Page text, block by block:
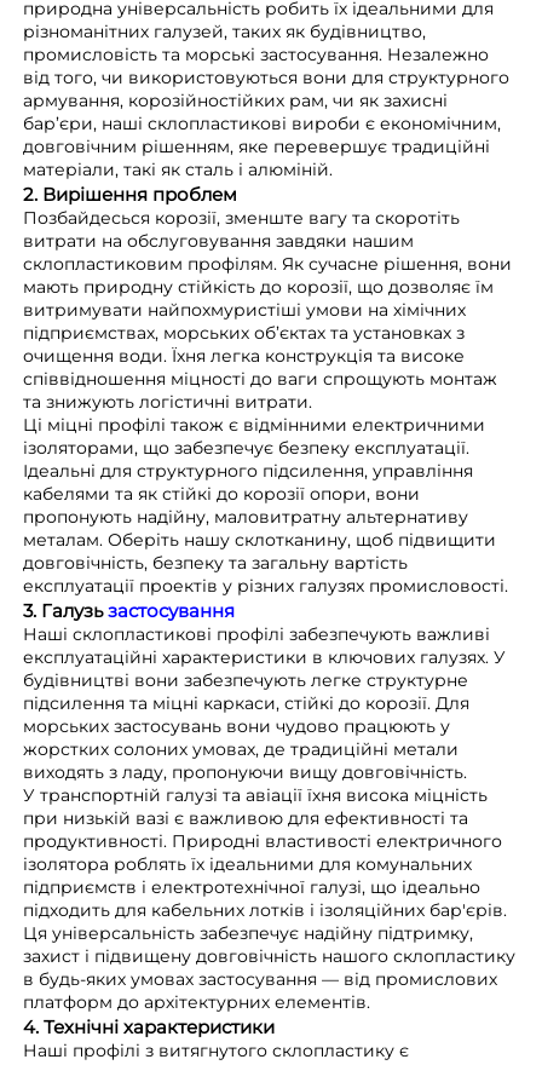
природна універсальність робить їх ідеальними для
різноманітних галузей, таких як будівництво,
промисловість та морські застосування. Незалежно
від того, чи використовуються вони для структурного
армування, корозійностійких рам, чи як захисні
бар’єри, наші склопластикові вироби є економічним,
довговічним рішенням, яке перевершує традиційні
матеріали, такі як сталь і алюміній.
2. Вирішення проблем
Позбайдесься корозії, зменште вагу та скоротіть
витрати на обслуговування завдяки нашим
склопластиковим профілям. Як сучасне рішення, вони
мають природну стійкість до корозії, що дозволяє їм
витримувати найпохмуристіші умови на хімічних
підприємствах, морських об’єктах та установках з
очищення води. Їхня легка конструкція та високе
співвідношення міцності до ваги спрощують монтаж
та знижують логістичні витрати.
Ці міцні профілі також є відмінними електричними
ізоляторами, що забезпечує безпеку експлуатації.
Ідеальні для структурного підсилення, управління
кабелями та як стійкі до корозії опори, вони
пропонують надійну, маловитратну альтернативу
металам. Оберіть нашу склотканину, щоб підвищити
довговічність, безпеку та загальну вартість
експлуатації проектів у різних галузях промисловості.
3. Галузьзастосування
Наші склопластикові профілі забезпечують важливі
експлуатаційні характеристики в ключових галузях. У
будівництві вони забезпечують легке структурне
підсилення та міцні каркаси, стійкі до корозії. Для
морських застосувань вони чудово працюють у
жорстких солоних умовах, де традиційні метали
виходять з ладу, пропонуючи вищу довговічність.
У транспортній галузі та авіації їхня висока міцність
при низькій вазі є важливою для ефективності та
продуктивності. Природні властивості електричного
ізолятора роблять їх ідеальними для комунальних
підприємств і електротехнічної галузі, що ідеально
підходить для кабельних лотків і ізоляційних бар'єрів.
Ця універсальність забезпечує надійну підтримку,
захист і підвищену довговічність нашого склопластику
в будь-яких умовах застосування — від промислових
платформ до архітектурних елементів.
4. Технічні характеристики
Наші профілі з витягнутого склопластику є